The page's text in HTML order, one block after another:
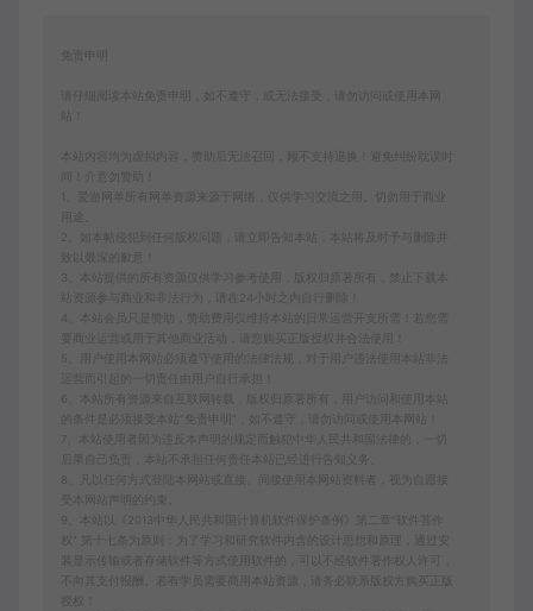
免责申明
请仔细阅读本站免责申明，如不遵守，或无法接受，请勿访问或使用本网
本站内容均为虚拟内容，赞助后无法召回，顾不支持退换！避免纠纷耽误时
间！介意勿赞助！
1、爱游网单所有网单资源来源于网络，仅供学习交流之用。切勿用于商业
2、如本帖侵犯到任何版权问题，请立即告知本站，本站将及时予与删除并
致以最深的歉意！
3、本站提供的所有资源仅供学习参考使用，版权归原著所有，禁止下载本
站资源参与商业和非法行为，请在24小时之内自行删除！
4、本站会员只是赞助，赞助费用仅维持本站的日常运营开支所需！若您需
要商业运营或用于其他商业活动，请您购买正版授权并合法使用！
5、用户使用本网站必须遵守使用的法律法规，对于用户违法使用本站非法
6、本站所有资源来自互联网转载，版权归原著所有，用户访问和使用本站
的条件是必须接受本站“免责申明”，如不遵守，请勿访问或使用本网站！
7、本站使用者因为违反本声明的规定而触犯中华人民共和国法律的，一切
后果自己负责，本站不承担任何责任本站已经进行告知义务。
8、凡以任何方式登陆本网站或直接、间接使用本网站资料者，视为自愿接
受本网站声明的约束。
9、本站以《2013中华人民共和国计算机软件保护条例》第二章"软件菩作
权” 第十七条为原则：为了学习和研究软件内含的设计思想和原理，通过安
装显示传输或者存储软件等方式使用软件的，可以不经软件著作权人许可，
不向其支付报酬。若有学员需要商用本站资源，请务必联系版权方购买正版